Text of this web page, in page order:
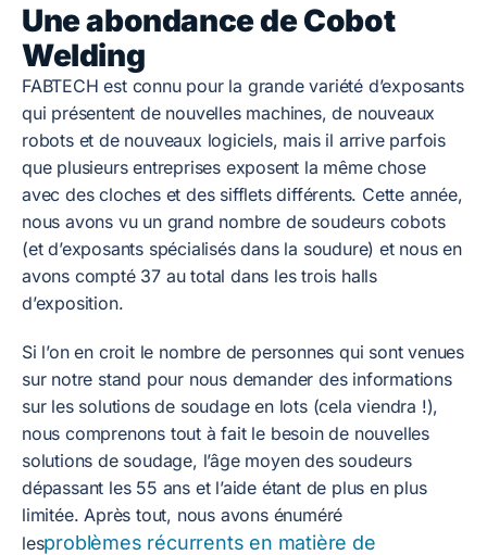
Une abondance de Cobot
Welding
FABTECH est connu pour la grande variété d’exposants
qui présentent de nouvelles machines, de nouveaux
robots et de nouveaux logiciels, mais il arrive parfois
que plusieurs entreprises exposent la même chose
avec des cloches et des sifflets différents. Cette année,
nous avons vu un grand nombre de soudeurs cobots
(et d’exposants spécialisés dans la soudure) et nous en
avons compté 37 au total dans les trois halls
d’exposition.
Si l’on en croit le nombre de personnes qui sont venues
sur notre stand pour nous demander des informations
sur les solutions de soudage en lots (cela viendra !),
nous comprenons tout à fait le besoin de nouvelles
solutions de soudage, l’âge moyen des soudeurs
dépassant les 55 ans et l’aide étant de plus en plus
limitée. Après tout, nous avons énuméré
lesproblèmes récurrents en matière de